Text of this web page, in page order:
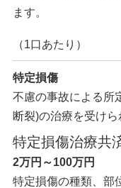
ます。
（1口あたり）
特定損傷
不慮の事故による所
断裂)の治療を受けら
特定損傷治療共
2万円～100万円
特定損傷の種類、部